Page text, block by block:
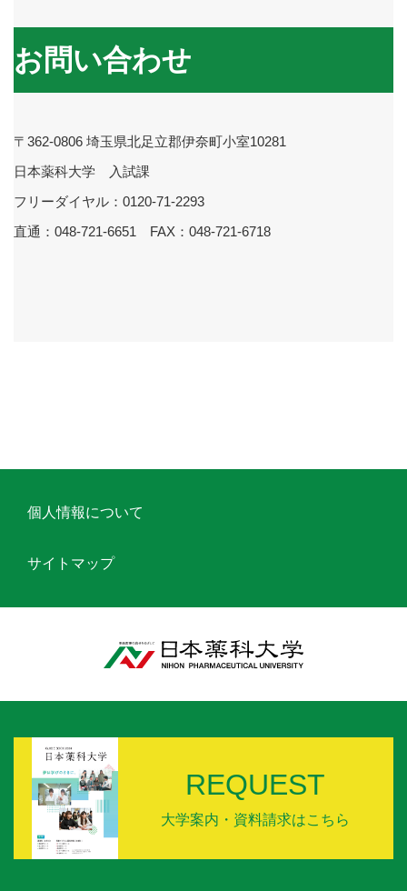
お問い合わせ
〒362-0806 埼玉県北足立郡伊奈町小室10281
日本薬科大学 入試課
フリーダイヤル：0120-71-2293
直通：048-721-6651 FAX：048-721-6718
個人情報について
サイトマップ
REQUEST
大学案内・資料請求はこちら